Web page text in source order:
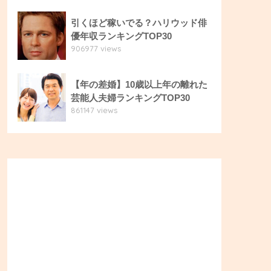
引くほど稼いでる？ハリウッド俳
優年収ランキングTOP30
906977 views
【年の差婚】10歳以上年の離れた
芸能人夫婦ランキングTOP30
861147 views